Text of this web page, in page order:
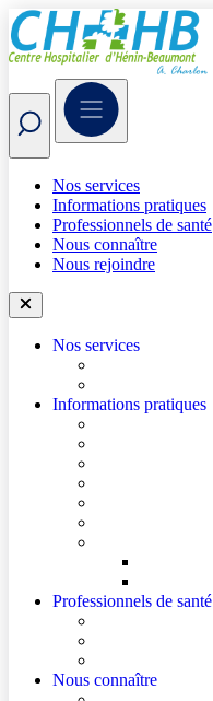
Nos services
Informations pratiques
Professionnels de santé
Nous connaître
Nous rejoindre
Nos services
Informations pratiques
Professionnels de santé
Nous connaître